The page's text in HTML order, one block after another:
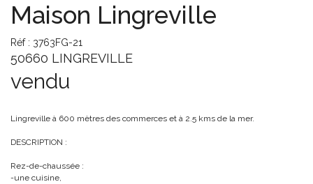
Maison Lingreville
Réf : 3763FG-21
50660 LINGREVILLE
vendu
Lingreville à 600 mètres des commerces et à 2.5 kms de la mer.
DESCRIPTION :
Rez-de-chaussée :
-une cuisine,